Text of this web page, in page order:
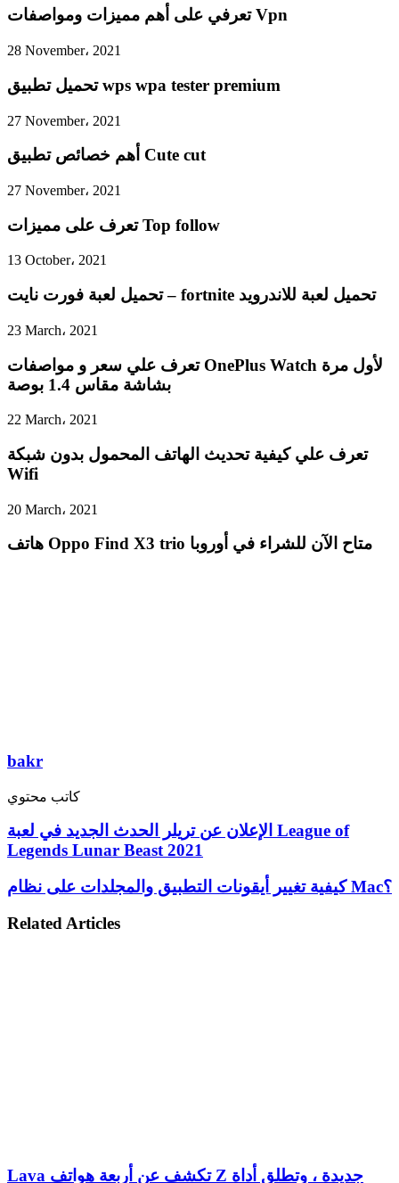
تعرفي على أهم مميزات ومواصفات Vpn
28 November، 2021
تحميل تطبيق wps wpa tester premium
27 November، 2021
أهم خصائص تطبيق Cute cut
27 November، 2021
تعرف على مميزات Top follow
13 October، 2021
تحميل لعبة فورت نايت – fortnite تحميل لعبة للاندرويد
23 March، 2021
تعرف علي سعر و مواصفات OnePlus Watch لأول مرة
بشاشة مقاس 1.4 بوصة
22 March، 2021
تعرف علي كيفية تحديث الهاتف المحمول بدون شبكة
Wifi
20 March، 2021
هاتف Oppo Find X3 trio متاح الآن للشراء في أوروبا
bakr
كاتب محتوي
الإعلان عن تريلر الحدث الجديد في لعبة League of
Legends Lunar Beast 2021
كيفية تغيير أيقونات التطبيق والمجلدات على نظام Mac؟
Related Articles
Lava تكشف عن أربعة هواتف Z جديدة ، وتطلق أداة